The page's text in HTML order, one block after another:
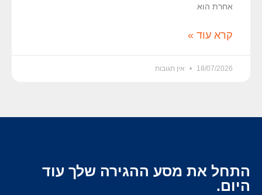
אחרת הוא
קרא עוד »
18/07/2026 אין תגובות
התחל את מסע ההגירה שלך עוד
היום.